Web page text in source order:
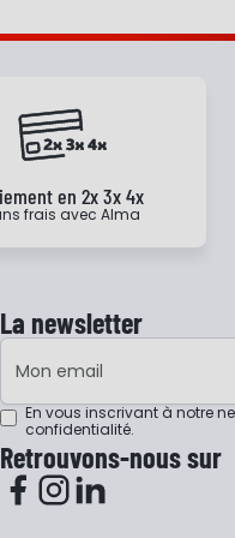
en 2x 3x 4x
frais avec Alma
La newsletter
Adresse e-mail
En vous inscrivant à notre
confidentialité.
Retrouvons-nous sur